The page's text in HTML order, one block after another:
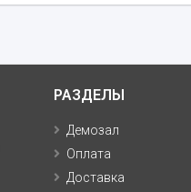
РАЗДЕЛЫ
Демозал
Оплата
Доставка